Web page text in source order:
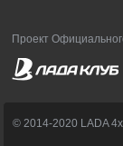
Проект
© 2014-2020 LADA